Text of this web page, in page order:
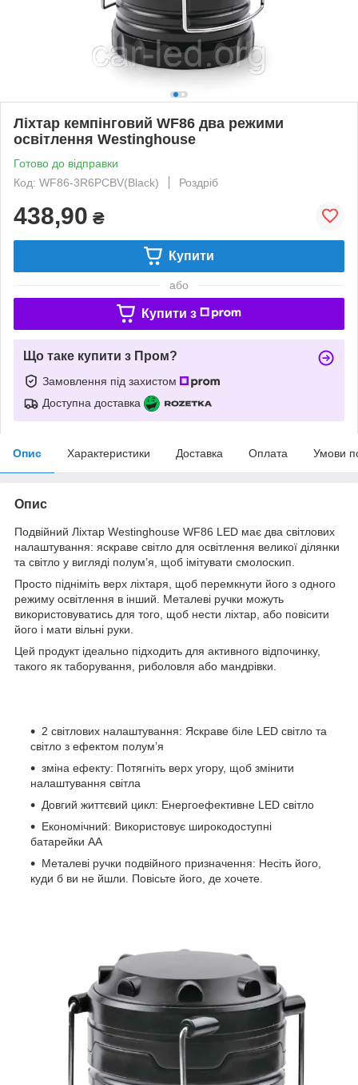
Ліхтар кемпінговий WF86 два режими
освітлення Westinghouse
Готово до відправки
Код: WF86-3R6PCBV(Black)
Роздріб
438,90 ₴
Купити
або
Купити з
Що таке купити з Пром?
Замовлення під захистом
Доступна доставка
Опис Характеристики Доставка Оплата Умови
Опис
Подвійний Ліхтар Westinghouse WF86 LED має два світлових
налаштування: яскраве світло для освітлення великої ділянки
та світло у вигляді полум’я, щоб імітувати смолоскип.
Просто підніміть верх ліхтаря, щоб перемкнути його з одного
режиму освітлення в інший. Металеві ручки можуть
використовуватись для того, щоб нести ліхтар, або повісити
його і мати вільні руки.
Цей продукт ідеально підходить для активного відпочинку,
такого як таборування, риболовля або мандрівки.
2 світлових налаштування: Яскраве біле LED світло та
світло з ефектом полум’я
зміна ефекту: Потягніть верх угору, щоб змінити
налаштування світла
Довгий життєвий цикл: Енергоефективне LED світло
Економічний: Використовує широкодоступні
батарейки АА
Металеві ручки подвійного призначення: Несіть його,
куди б ви не йшли. Повісьте його, де хочете.